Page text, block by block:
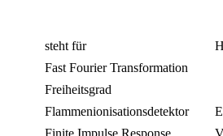
steht für
Fast Fourier Transformation
Freiheitsgrad
Flammenionisationsdetektor
Finite Impulse Response